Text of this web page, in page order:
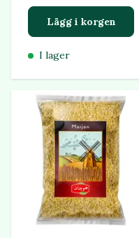
Lägg i korgen
I lager